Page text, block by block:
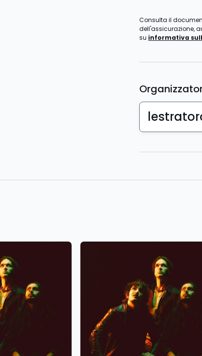
Consulta il
dell'assicurazione,
su informativa